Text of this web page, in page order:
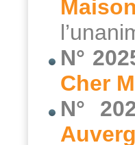
N°
Cher
N°